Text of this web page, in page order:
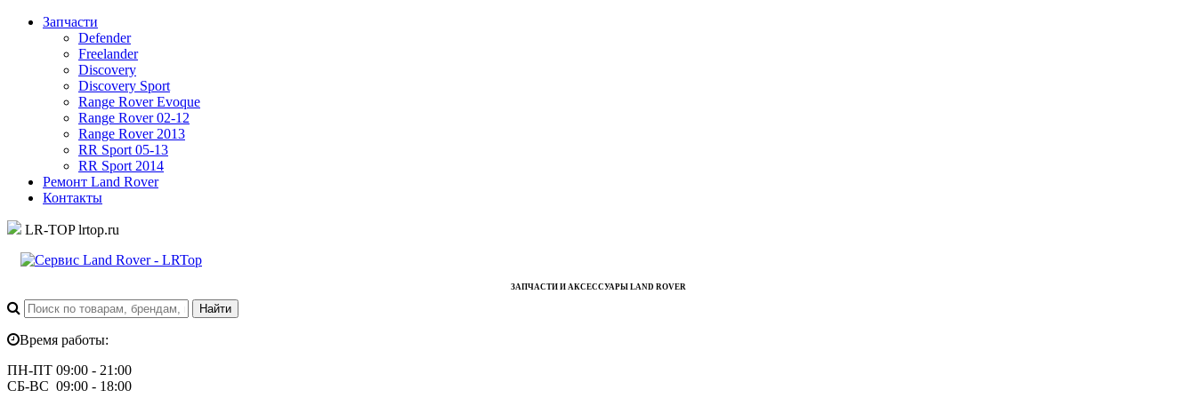
Запчасти
Defender
Freelander
Discovery
Discovery Sport
Range Rover Evoque
Range Rover 02-12
Range Rover 2013
RR Sport 05-13
RR Sport 2014
Ремонт Land Rover
Контакты
LR-TOP lrtop.ru
ЗАПЧАСТИ И АКСЕССУАРЫ LAND ROVER
Время работы:
ПН-ПТ 09:00 - 21:00
СБ-ВС 09:00 - 18:00